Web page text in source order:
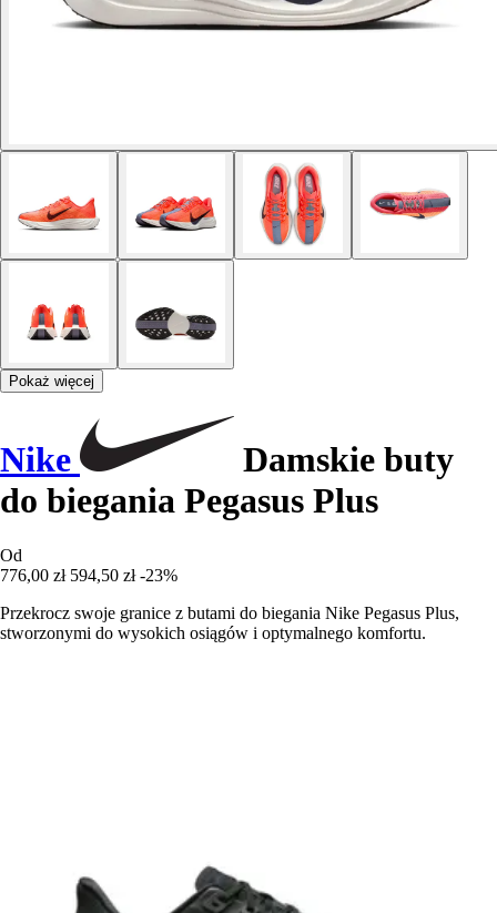
Pokaż więcej
Nike
Damskie buty
do biegania Pegasus Plus
Od
776,00 zł 594,50 zł -23%
Przekrocz swoje granice z butami do biegania Nike Pegasus Plus,
stworzonymi do wysokich osiągów i optymalnego komfortu.